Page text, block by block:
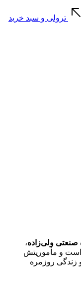
ترولی و سبد خرید
ولی‌زاده،
و مأموریتش
روزمره